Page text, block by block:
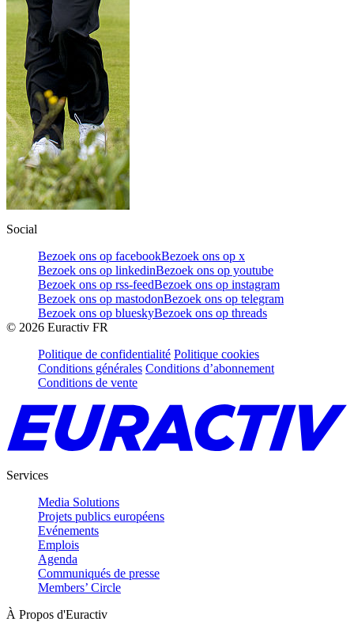
Social
Bezoek ons op facebookBezoek ons op x
Bezoek ons op linkedinBezoek ons op youtube
Bezoek ons op rss-feedBezoek ons op instagram
Bezoek ons op mastodonBezoek ons op telegram
Bezoek ons op blueskyBezoek ons op threads
© 2026 Euractiv FR
Politique de confidentialité Politique cookies
Conditions générales Conditions d’abonnement
Conditions de vente
Services
Media Solutions
Projets publics européens
Evénements
Emplois
Agenda
Communiqués de presse
Members’ Circle
À Propos d'Euractiv